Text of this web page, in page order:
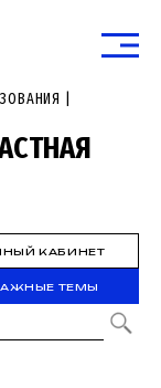
|
КАБИНЕТ
ТЕМЫ